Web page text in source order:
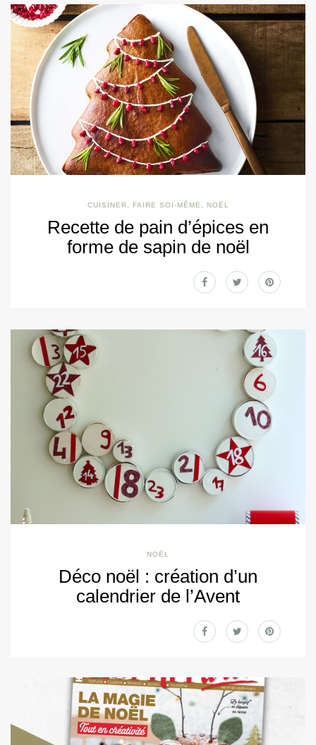
CUISINER, FAIRE SOI-MÊME , NOËL
Recette de pain d’épices en
forme de sapin de noël
NOËL
Déco noël : création d’un
calendrier de l’Avent